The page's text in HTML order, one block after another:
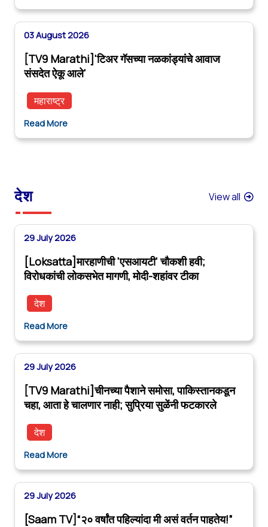
03 August 2026
[TV9 Marathi]'टिअर गॅसच्या नळकांड्यांचे आवाज
संसदेत ऐकू आले'
महाराष्ट्र
Read More
देश View all
29 July 2026
[Loksatta]मारहाणीची 'एसआयटी' चौकशी हवी;
विरोधकांची लोकसभेत मागणी, मोदी-शहांवर टीका
देश
Read More
29 July 2026
[TV9 Marathi]चीनच्या पैशाने समोसा, पाकिस्तानकडून
चहा, आता हे चालणार नाही; सुप्रिया सुळेंनी फटकारले
देश
Read More
29 July 2026
[Saam TV]“२० वर्षांत पहिल्यांदा मी असं वर्तन पाहतेय!”